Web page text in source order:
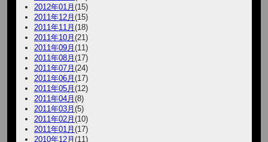
2012年01月(15)
2011年12月(15)
2011年11月(18)
2011年10月(21)
2011年09月(11)
2011年08月(17)
2011年07月(24)
2011年06月(17)
2011年05月(12)
2011年04月(8)
2011年03月(5)
2011年02月(10)
2011年01月(17)
2010年12月(11)